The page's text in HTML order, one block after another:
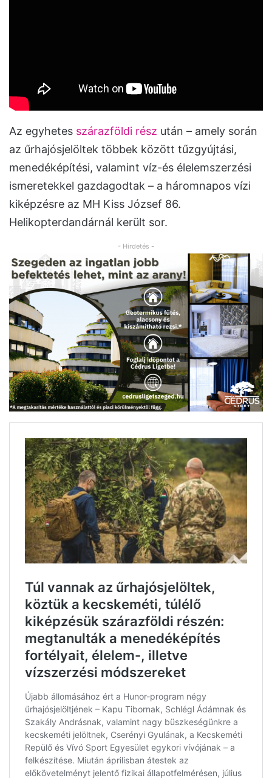
Az egyhetes szárazföldi rész után – amely során
az űrhajósjelöltek többek között tűzgyújtási,
menedéképítési, valamint víz-és élelemszerzési
ismeretekkel gazdagodtak – a háromnapos vízi
kiképzésre az MH Kiss József 86.
Helikopterdandárnál került sor.
- Hirdetés -